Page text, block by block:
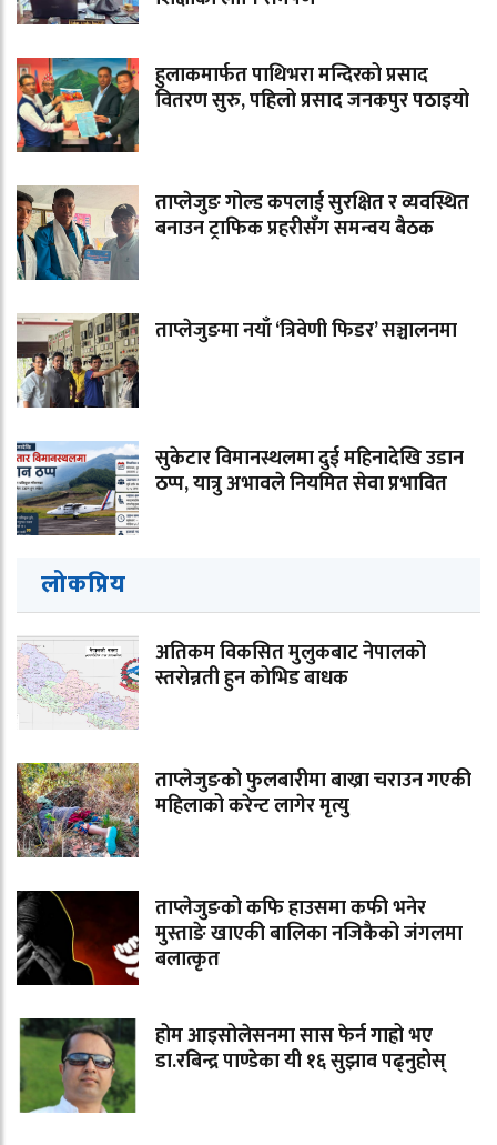
हुलाकमार्फत पाथिभरा मन्दिरको प्रसाद
वितरण सुरु, पहिलो प्रसाद जनकपुर पठाइयो
ताप्लेजुङ गोल्ड कपलाई सुरक्षित र व्यवस्थित
बनाउन ट्राफिक प्रहरीसँग समन्वय बैठक
ताप्लेजुङमा नयाँ ‘त्रिवेणी फिडर’ सञ्चालनमा
सुकेटार विमानस्थलमा दुई महिनादेखि उडान
ठप्प, यात्रु अभावले नियमित सेवा प्रभावित
लोकप्रिय
अतिकम विकसित मुलुकबाट नेपालको
स्तरोन्नती हुन कोभिड बाधक
ताप्लेजुङको फुलबारीमा बाख्रा चराउन गएकी
महिलाको करेन्ट लागेर मृत्यु
ताप्लेजुङको कफि हाउसमा कफी भनेर
मुस्ताङे खाएकी बालिका नजिकैको जंगलमा
बलात्कृत
होम आइसोलेसनमा सास फेर्न गाह्रो भए
डा.रबिन्द्र पाण्डेका यी १६ सुझाव पढ्नुहोस्